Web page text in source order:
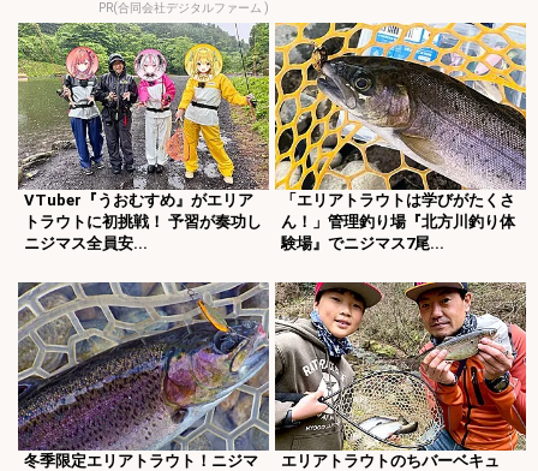
PR(合同会社デジタルファーム )
VTuber『うおむすめ』がエリア
トラウトに初挑戦！ 予習が奏功し
ニジマス全員安...
「エリアトラウトは学びがたくさ
ん！」管理釣り場『北方川釣り体
験場』でニジマス7尾...
冬季限定エリアトラウト！ニジマ
エリアトラウトのちバーベキュ